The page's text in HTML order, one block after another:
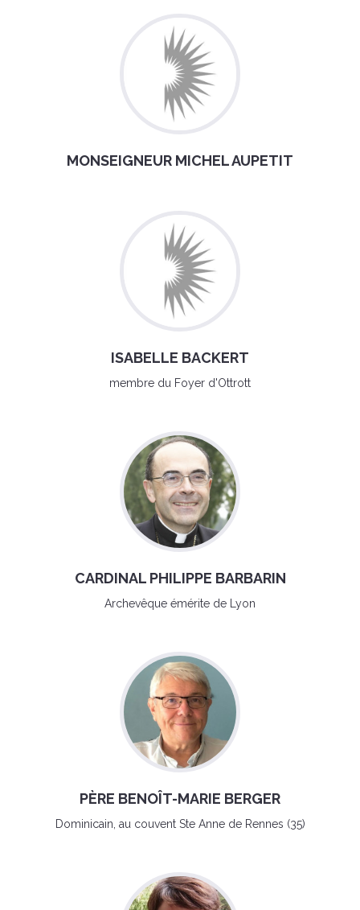
MONSEIGNEUR MICHEL AUPETIT
ISABELLE BACKERT
membre du Foyer d'Ottrott
CARDINAL PHILIPPE BARBARIN
Archevêque émérite de Lyon
PÈRE BENOÎT-MARIE BERGER
Dominicain, au couvent Ste Anne de Rennes (35)